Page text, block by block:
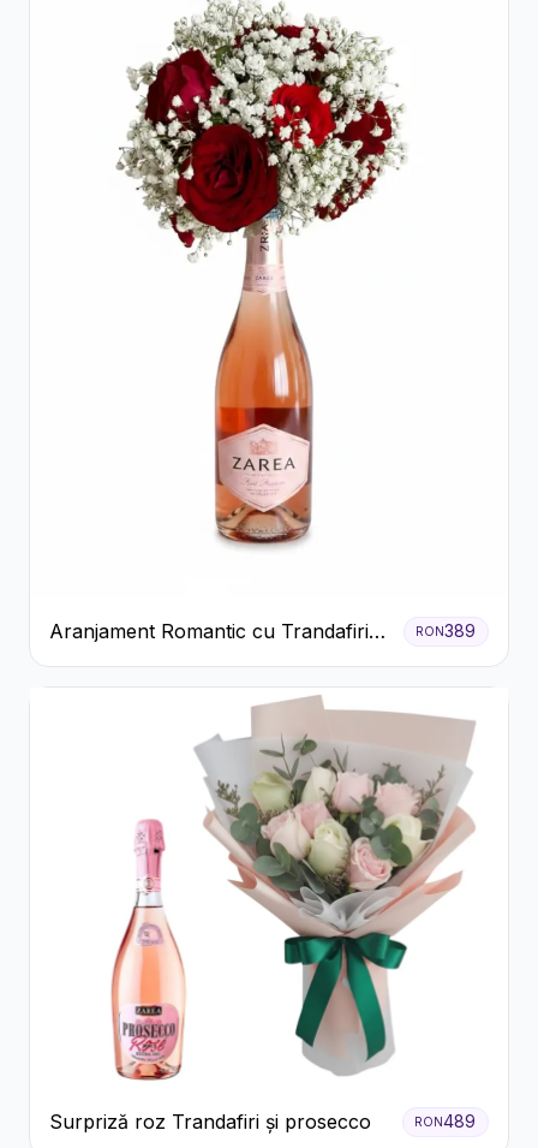
Aranjament Romantic cu Trandafiri
Roșii și Șampanie rose
RON389
Surpriză roz Trandafiri și prosecco RON489